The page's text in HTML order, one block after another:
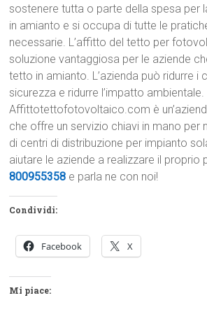
sostenere tutta o parte della spesa per
in amianto e si occupa di tutte le
necessarie. L’affitto del tetto per
soluzione vantaggiosa per le aziende
tetto in amianto. L’azienda può ridurre i
sicurezza e ridurre l’impatto ambientale.
Affittotettofotovoltaico.com è
che offre un servizio chiavi in mano per
di centri di distribuzione per impianto
aiutare le aziende a realizzare il proprio
800955358 e parla ne con noi!
Condividi:
Facebook X
Mi piace: